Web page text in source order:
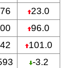
23.0
96.0
101.0
-3.2